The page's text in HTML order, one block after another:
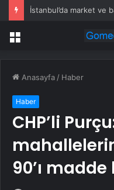
Menü
Anasayfa / Haber
Haber
CHP’li
90’ı madde